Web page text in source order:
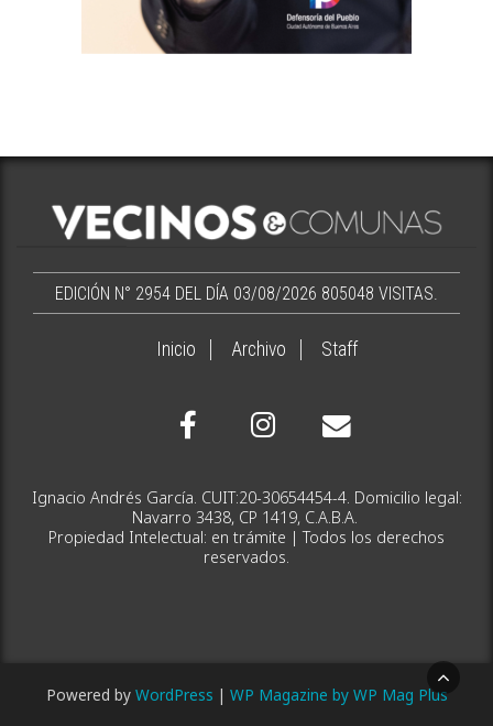
EDICIÓN N° 2954 DEL DÍA 03/08/2026 805048 VISITAS.
Inicio Archivo Staff
Ignacio Andrés García. CUIT:20-30654454-4. Domicilio legal:
Navarro 3438, CP 1419, C.A.B.A.
Propiedad Intelectual: en trámite | Todos los derechos
reservados.
Powered by WordPress | WP Magazine by WP Mag Plus